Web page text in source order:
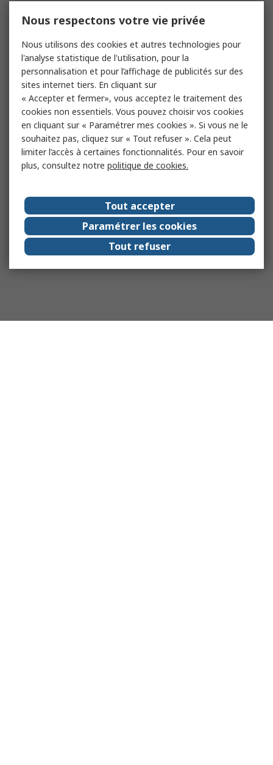
Nous respectons votre vie privée
Nous utilisons des cookies et autres technologies pour
l'analyse statistique de l'utilisation, pour la
personnalisation et pour l’affichage de publicités sur des
sites internet tiers. En cliquant sur
« Accepter et fermer», vous acceptez le traitement des
cookies non essentiels. Vous pouvez choisir vos cookies
en cliquant sur « Paramétrer mes cookies ». Si vous ne le
souhaitez pas, cliquez sur « Tout refuser ». Cela peut
limiter l’accès à certaines fonctionnalités. Pour en savoir
plus, consultez notre politique de cookies.
Tout accepter
Paramétrer les cookies
Tout refuser